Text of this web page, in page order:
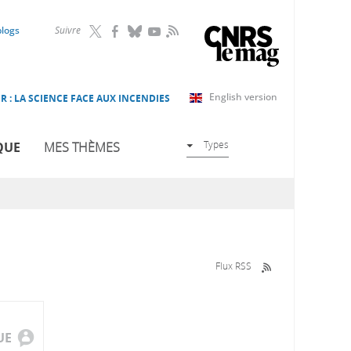
Suivre RSS
English version
: LA SCIENCE FACE AUX INCENDIES
MES THÈMES Types
Flux RSS